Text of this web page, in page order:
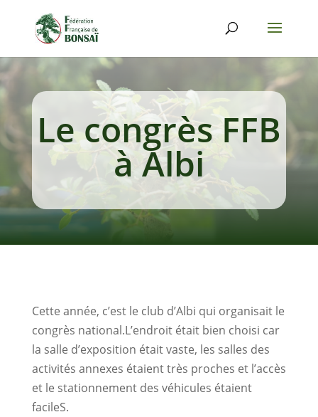
Le congrès FFB
à Albi
Cette année, c’est le club d’Albi qui organisait le
congrès national.L’endroit était bien choisi car
la salle d’exposition était vaste, les salles des
activités annexes étaient très proches et l’accès
et le stationnement des véhicules étaient
facileS.